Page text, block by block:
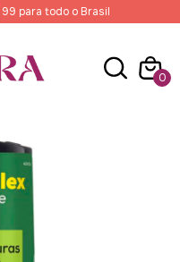
para todo o Brasil
0